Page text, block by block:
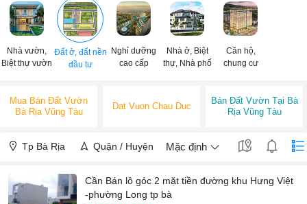
Nhà vườn,
Biệt thự vườn
Đất ở, đất nền
đầu tư
Nghỉ dưỡng
cao cấp
Nhà ở, Biệt
thự, Nhà phố
Căn hộ,
chung cư
Mua Bán Đất Vườn
Bà Rịa Vũng Tàu
Dat Vuon Chau Duc
Bán Đất Vườn Tại Bà
Rịa Vũng Tàu
Tp Bà Rịa Quận / Huyện Mặc định
Cần Bán lô góc 2 mặt tiền đường khu Hưng Việt
-phường Long tp bà